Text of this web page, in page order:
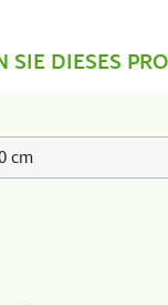
SIE DIESES